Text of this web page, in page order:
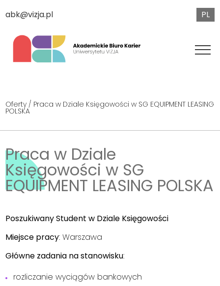
abk@vizja.pl PL
Oferty / Praca w Dziale Księgowości w SG EQUIPMENT LEASING
POLSKA
Praca w Dziale
Księgowości w SG
EQUIPMENT LEASING POLSKA
Poszukiwany Student w Dziale Księgowości
Miejsce pracy: Warszawa
Główne zadania na stanowisku:
rozliczanie wyciągów bankowych